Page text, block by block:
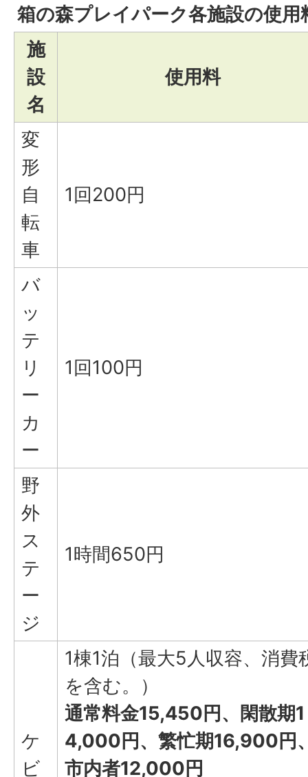
箱の森プレイパーク各施設の使用
施
設
名
使用料
変
形
自
転
車
1回200円
バ
ッ
テ
リ
ー
カ
ー
1回100円
野
外
ス
テ
ー
ジ
1時間650円
ケ
ビ
1棟1泊（最大5人収容、消費
を含む。）
通常料金15,450円、閑散期1
4,000円、繁忙期16,900円
市内者12,000円